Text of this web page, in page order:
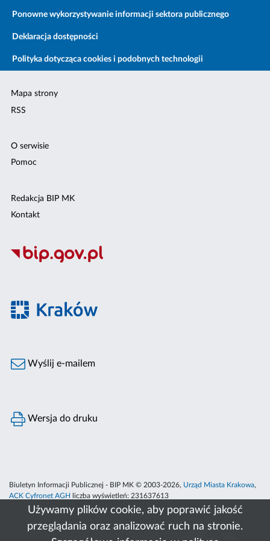
Używamy plików cookie, aby poprawić jakość
przeglądania oraz analizować ruch na stronie.
Ponowne wykorzystywanie informacji sektora publicznego
Deklaracja dostępności
Polityka dotycząca cookies i podobnych technologii
Mapa strony
RSS
O serwisie
Pomoc
Redakcja BIP MK
Kontakt
Wyślij e-mailem
Wersja do druku
Biuletyn Informacji Publicznej - BIP MK © 2003-2026, Urząd Miasta Krakowa,
ACK Cyfronet AGH
liczba wyświetleń: 231637613